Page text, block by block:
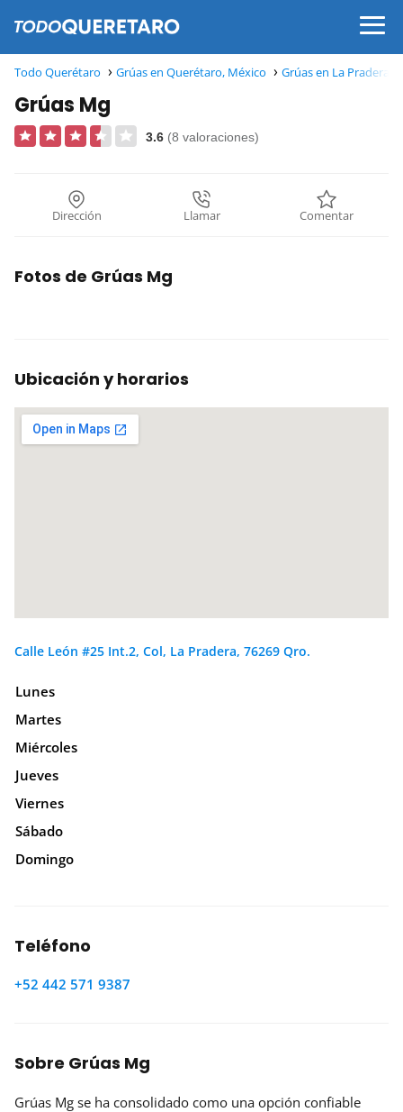
Todo Querétaro Grúas en Querétaro, México Grúas en La Pradera,
Grúas Mg
3.6 (8 valoraciones)
Dirección Llamar Comentar
Fotos de Grúas Mg
Ubicación y horarios
Calle León #25 Int.2, Col, La Pradera, 76269 Qro.
Lunes
Martes
Miércoles
Jueves
Viernes
Sábado
Domingo
Teléfono
+52 442 571 9387
Sobre Grúas Mg
Grúas Mg se ha consolidado como una opción confiable